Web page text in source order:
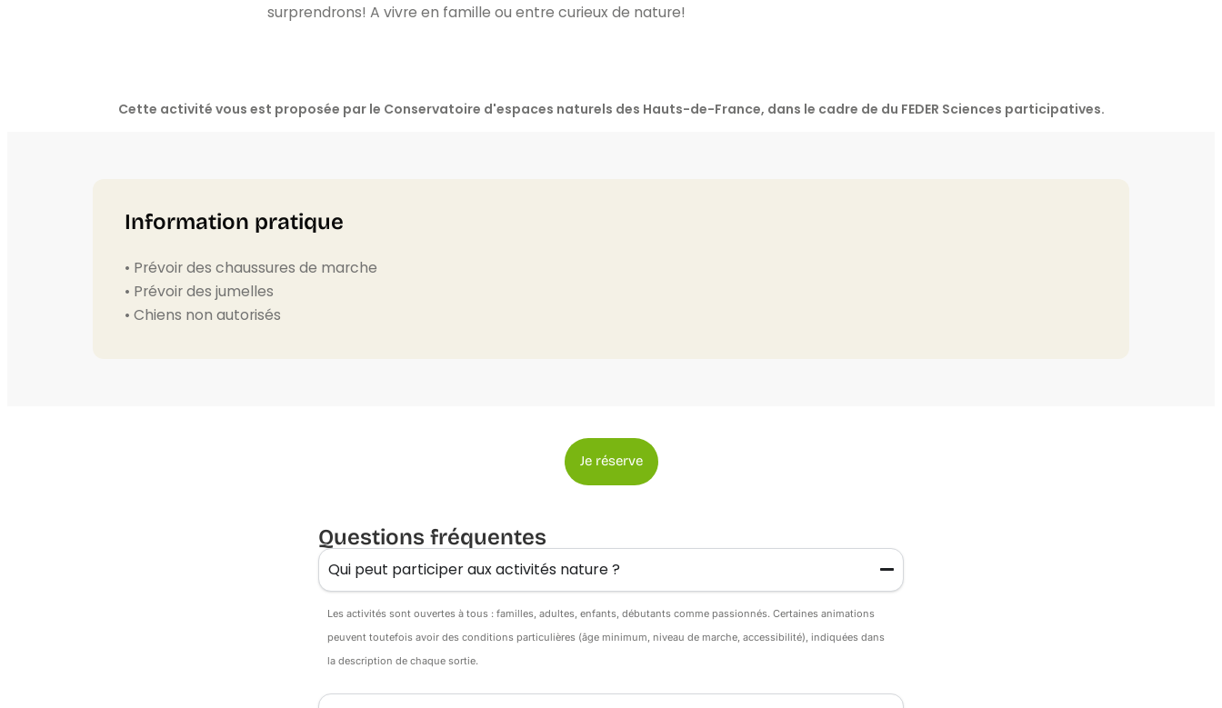
surprendrons! A vivre en famille ou entre curieux de nature!
Cette activité vous est proposée par le Conservatoire d'espaces naturels des Hauts-de-France, dans le cadre de du FEDER Sciences participatives.
Information pratique
• Prévoir des chaussures de marche
• Prévoir des jumelles
• Chiens non autorisés
Je réserve
Questions fréquentes
Qui peut participer aux activités nature ?
Les activités sont ouvertes à tous : familles, adultes, enfants, débutants comme passionnés. Certaines animations
peuvent toutefois avoir des conditions particulières (âge minimum, niveau de marche, accessibilité), indiquées dans
la description de chaque sortie.